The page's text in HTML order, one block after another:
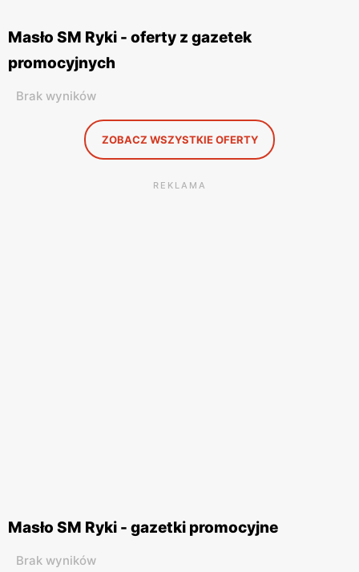
Masło SM Ryki - oferty z gazetek
promocyjnych
Brak wyników
ZOBACZ WSZYSTKIE OFERTY
REKLAMA
Masło SM Ryki - gazetki promocyjne
Brak wyników